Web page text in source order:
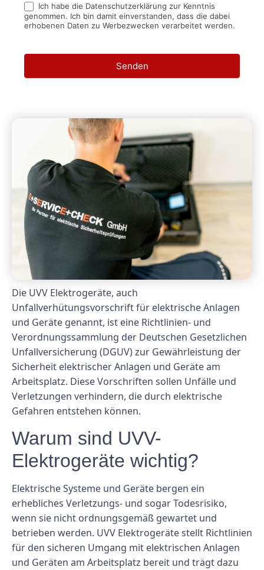
Ich habe die Datenschutzerklärung zur Kenntnis
genommen. Ich bin damit einverstanden, dass die dabei
erhobenen Daten zu Werbezwecken verarbeitet werden.
Senden
Die UVV Elektrogeräte, auch
Unfallverhütungsvorschrift für elektrische Anlagen
und Geräte genannt, ist eine Richtlinien- und
Verordnungssammlung der Deutschen Gesetzlichen
Unfallversicherung (DGUV) zur Gewährleistung der
Sicherheit elektrischer Anlagen und Geräte am
Arbeitsplatz. Diese Vorschriften sollen Unfälle und
Verletzungen verhindern, die durch elektrische
Gefahren entstehen können.
Warum sind UVV-
Elektrogeräte wichtig?
Elektrische Systeme und Geräte bergen ein
erhebliches Verletzungs- und sogar Todesrisiko,
wenn sie nicht ordnungsgemäß gewartet und
betrieben werden. UVV Elektrogeräte stellt Richtlinien
für den sicheren Umgang mit elektrischen Anlagen
und Geräten am Arbeitsplatz bereit und trägt dazu